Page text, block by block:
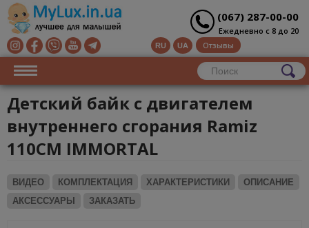
(067) 287-00-00
Ежедневно с 8 до 20
RU UA Отзывы
Детский байк с двигателем
внутреннего сгорания Ramiz
110CM IMMORTAL
ВИДЕО КОМПЛЕКТАЦИЯ ХАРАКТЕРИСТИКИ
ОПИСАНИЕ
АКСЕССУАРЫ
ЗАКАЗАТЬ